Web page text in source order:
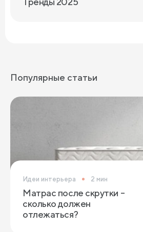
Популярные статьи
Идеи интерьера 2 мин
Матрас после скрутки –
сколько должен
отлежаться?